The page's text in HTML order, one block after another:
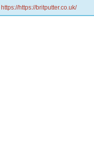
https://https://britputter.co.uk/